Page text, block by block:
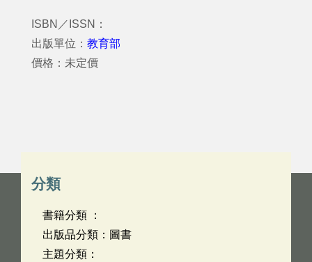
ISBN／ISSN：
出版單位： 教育部
價格：未定價
分類
書籍分類 ：
出版品分類：圖書
主題分類：